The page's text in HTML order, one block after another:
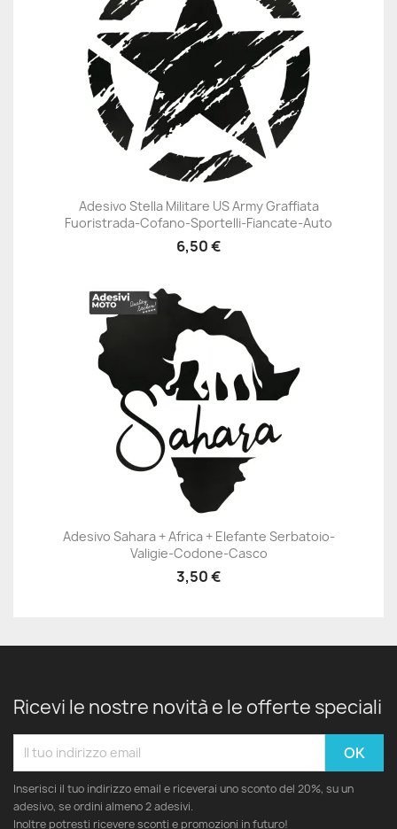
Adesivo Stella Militare US Army Graffiata
Fuoristrada-Cofano-Sportelli-Fiancate-Auto
6,50 €
Adesivo Sahara + Africa + Elefante Serbatoio-
Valigie-Codone-Casco
3,50 €
Ricevi le nostre novità e le offerte speciali
Inserisci il tuo indirizzo email e riceverai uno sconto del 20%, su un
adesivo, se ordini almeno 2 adesivi.
Inoltre potresti ricevere sconti e promozioni in futuro!